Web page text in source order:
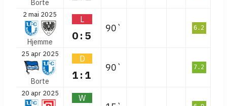
Borte
2 mai 2025
Hjemme
L
0:5
90` 6.2
25 apr 2025
Borte
D
1:1
90` 7.2
20 apr 2025 W